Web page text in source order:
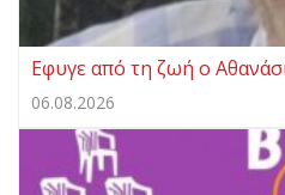
Εφυγε από τη ζωή ο
06.08.2026